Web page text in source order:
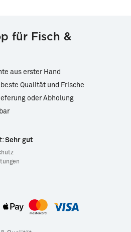
Brioche Burger Brötchen
2,99 €
17,59 € / kg
für Fisch &
aus erster Hand
Qualität und Frische
oder Abholung
Sehr gut